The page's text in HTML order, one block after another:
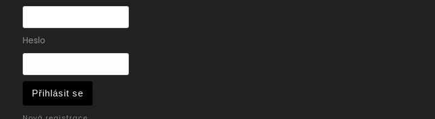
Heslo
Přihlásit se